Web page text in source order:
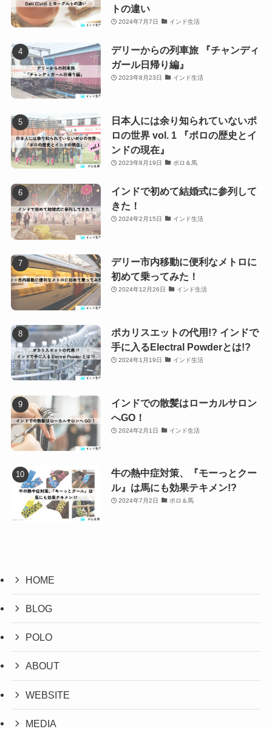
トの違い
2024年7月7日 インド生活
デリーからの列車旅 『チャンディ
ガール日帰り編』
2023年8月23日 インド生活
日本人には余り知られていないポ
ロの世界 vol. 1 『ポロの歴史とイ
ンドの現在』
2023年8月19日 ポロ＆馬
インドで初めて結婚式に参列して
きた！
2024年2月15日 インド生活
デリー市内移動に便利なメトロに
初めて乗ってみた！
2024年12月26日 インド生活
ポカリスエットの代用!? インドで
手に入るElectral Powderとは!?
2024年1月19日 インド生活
インドでの散髪はローカルサロン
へGO！
2024年2月1日 インド生活
牛の熱中症対策、『モーっとクー
ル』は馬にも効果テキメン!?
2024年7月2日 ポロ＆馬
HOME
BLOG
POLO
ABOUT
WEBSITE
MEDIA